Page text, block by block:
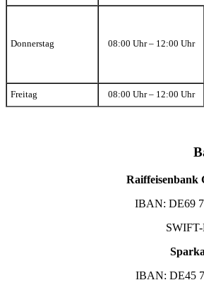
Donnerstag 08:00 Uhr – 12:00 Uhr
Freitag 08:00 Uhr – 12:00 Uhr
Raiffeisenbank
IBAN: DE69
IBAN: DE45